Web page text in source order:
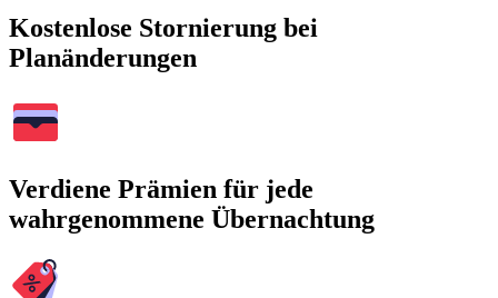
Kostenlose Stornierung bei
Planänderungen
Verdiene Prämien für jede
wahrgenommene Übernachtung